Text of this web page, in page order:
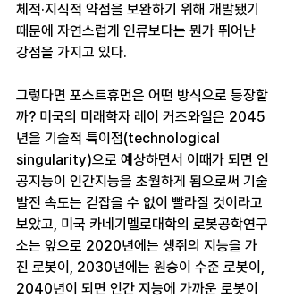
체적·지식적 약점을 보완하기 위해 개발됐기
때문에 자연스럽게 인류보다는 뭔가 뛰어난
강점을 가지고 있다.
그렇다면 포스트휴먼은 어떤 방식으로 등장할
까? 미국의 미래학자 레이 커즈와일은 2045
년을 기술적 특이점(technological
singularity)으로 예상하면서 이때가 되면 인
공지능이 인간지능을 초월하게 됨으로써 기술
발전 속도는 걷잡을 수 없이 빨라질 것이라고
보았고, 미국 카네기멜로대학의 로봇공학연구
소는 앞으로 2020년에는 생쥐의 지능을 가
진 로봇이, 2030년에는 원숭이 수준 로봇이,
2040년이 되면 인간 지능에 가까운 로봇이